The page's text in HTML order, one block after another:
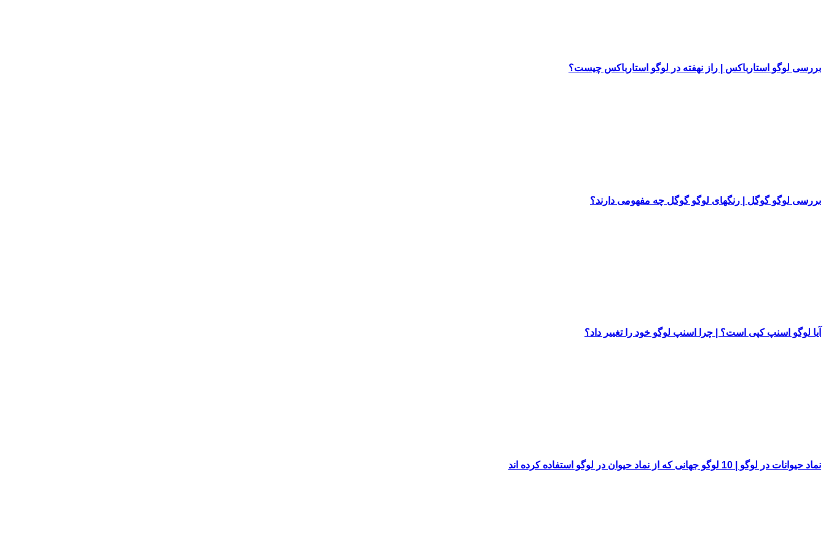
بررسی لوگو استارباکس | راز نهفته در لوگو استارباکس چیست؟
بررسی لوگو گوگل | رنگهای لوگو گوگل چه مفهومی دارند؟
آیا لوگو اسنپ کپی است؟ | چرا اسنپ لوگو خود را تغییر داد؟
نماد حیوانات در لوگو | 10 لوگو جهانی که از نماد حیوان در لوگو استفاده کرده اند